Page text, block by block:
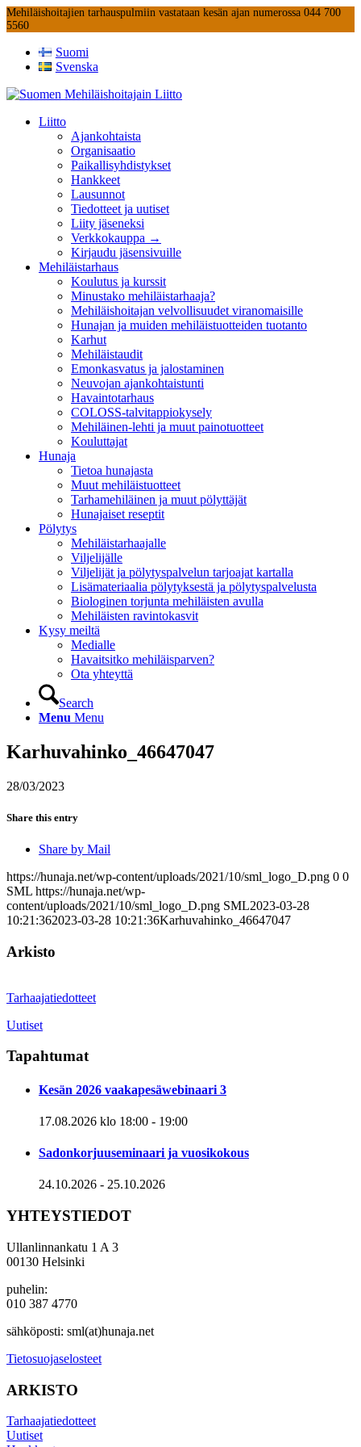
Mehiläishoitajien tarhauspulmiin vastataan kesän ajan numerossa 044 700
5560
Suomi
Svenska
Liitto
Ajankohtaista
Organisaatio
Paikallisyhdistykset
Hankkeet
Lausunnot
Tiedotteet ja uutiset
Liity jäseneksi
Verkkokauppa →
Kirjaudu jäsensivuille
Mehiläistarhaus
Koulutus ja kurssit
Minustako mehiläistarhaaja?
Mehiläishoitajan velvollisuudet viranomaisille
Hunajan ja muiden mehiläistuotteiden tuotanto
Karhut
Mehiläistaudit
Emonkasvatus ja jalostaminen
Neuvojan ajankohtaistunti
Havaintotarhaus
COLOSS-talvitappiokysely
Mehiläinen-lehti ja muut painotuotteet
Kouluttajat
Hunaja
Tietoa hunajasta
Muut mehiläistuotteet
Tarhamehiläinen ja muut pölyttäjät
Hunajaiset reseptit
Pölytys
Mehiläistarhaajalle
Viljelijälle
Viljelijät ja pölytyspalvelun tarjoajat kartalla
Lisämateriaalia pölytyksestä ja pölytyspalvelusta
Biologinen torjunta mehiläisten avulla
Mehiläisten ravintokasvit
Kysy meiltä
Medialle
Havaitsitko mehiläisparven?
Ota yhteyttä
Search
Menu Menu
Karhuvahinko_46647047
28/03/2023
Share this entry
Share by Mail
https://hunaja.net/wp-content/uploads/2021/10/sml_logo_D.png 0 0
SML https://hunaja.net/wp-
content/uploads/2021/10/sml_logo_D.png SML2023-03-28
10:21:362023-03-28 10:21:36Karhuvahinko_46647047
Arkisto
Tarhaajatiedotteet
Uutiset
Tapahtumat
Kesän 2026 vaakapesäwebinaari 3
17.08.2026 klo 18:00 - 19:00
Sadonkorjuuseminaari ja vuosikokous
24.10.2026 - 25.10.2026
YHTEYSTIEDOT
Ullanlinnankatu 1 A 3
00130 Helsinki
puhelin:
010 387 4770
sähköposti: sml(at)hunaja.net
Tietosuojaselosteet
ARKISTO
Tarhaajatiedotteet
Uutiset